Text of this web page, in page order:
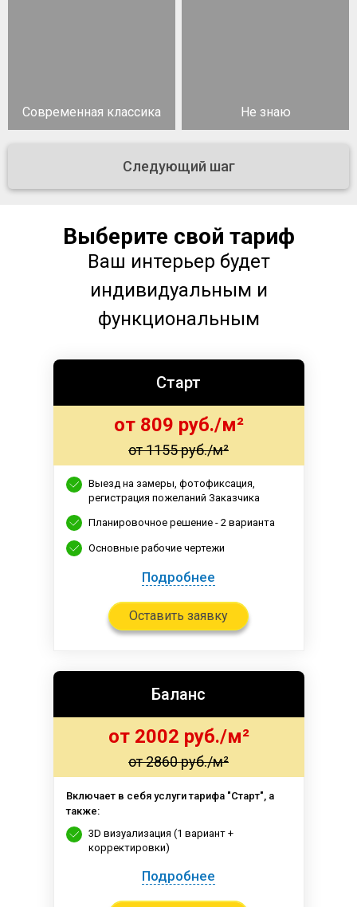
Современная классика Не знаю
Следующий шаг
Выберите свой тариф
Ваш интерьер будет
индивидуальным и
функциональным
Старт
от 809 руб./м²
от 1155 руб./м²
Выезд на замеры, фотофиксация,
регистрация пожеланий Заказчика
Планировочное решение - 2 варианта
Основные рабочие чертежи
Подробнее
Оставить заявку
Баланс
от 2002 руб./м²
от 2860 руб./м²
Включает в себя услуги тарифа "Старт", а
также:
3D визуализация (1 вариант +
корректировки)
Подробнее